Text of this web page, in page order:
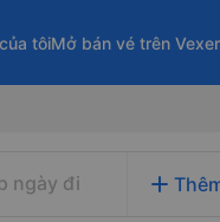
tôiMở bán vé trên
ngày đi add